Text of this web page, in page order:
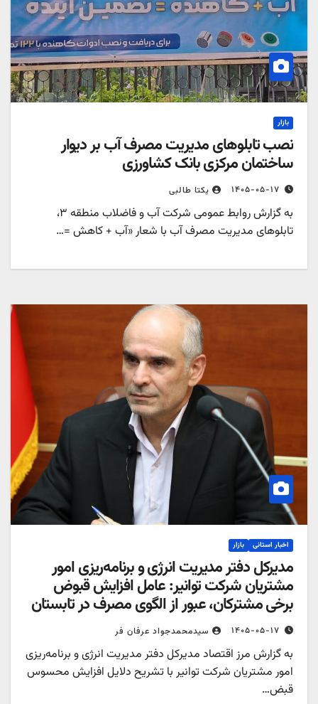
بازار
نصب تابلوهای مدیریت مصرف آب بر دیوار
ساختمان مرکزی بانک کشاورزی
۱۴۰۵-۰۵-۱۷ یکتا طالبی
به گزارش روابط عمومی شرکت آب و فاضلاب منطقه ۳،
تابلوهای مدیریت مصرف آب با شعار «آب + کاهش =…
اخبار استانی بازار
مدیرکل دفتر مدیریت انرژی و برنامه‌ریزی امور
مشتریان شرکت توانیر: عامل افزایش قبوض
برخی مشترکان، عبور از الگوی مصرف در تابستان
است/ افزایش تعرفه نداشتیم
۱۴۰۵-۰۵-۱۷ سیدمحمدجواد عرفان فر
به گزارش مرز اقتصاد مدیرکل دفتر مدیریت انرژی و برنامه‌ریزی
امور مشتریان شرکت توانیر با تشریح دلایل افزایش محسوس
قبض…